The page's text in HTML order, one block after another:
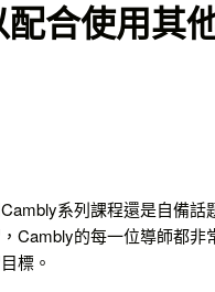
合使用其
系列課程還是自備話
Cambly的每一位導師都非
標。